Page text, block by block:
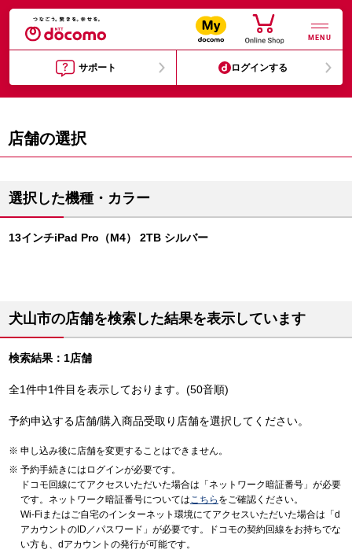
MENU
サポート ログインする
店舗の選択
選択した機種・カラー
13インチiPad Pro（M4） 2TB シルバー
犬山市の店舗を検索した結果を表示しています
検索結果：1店舗
全1件中1件目を表示しております。(50音順)
予約申込する店舗/購入商品受取り店舗を選択してください。
申し込み後に店舗を変更することはできません。
予約手続きにはログインが必要です。
ドコモ回線にてアクセスいただいた場合は「ネットワーク暗証番号」が必要
です。ネットワーク暗証番号についてはこちら をご確認ください。
Wi-Fiまたはご自宅のインターネット環境にてアクセスいただいた場合は「d
アカウントのID／パスワード」が必要です。ドコモの契約回線をお持ちでな
い方も、dアカウントの発行が可能です。